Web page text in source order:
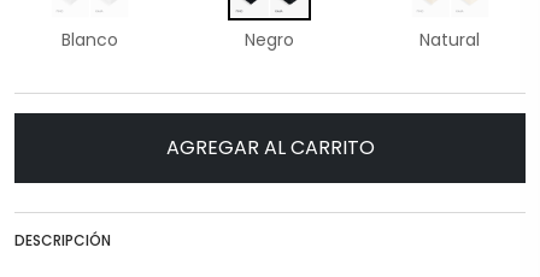
Blanco Negro Natural
AGREGAR AL CARRITO
DESCRIPCIÓN